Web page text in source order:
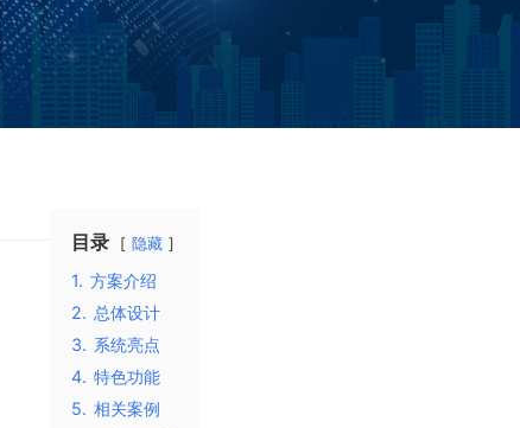
目录 隐藏
1. 方案介绍
2. 总体设计
3. 系统亮点
4. 特色功能
5. 相关案例